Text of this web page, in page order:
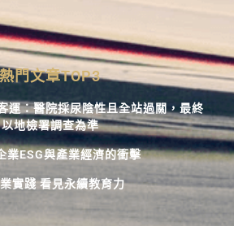
熱門文章TOP3
運：醫院採尿陰性且全站過關，最終
以地檢署調查為準
業ESG與產業經濟的衝擊
實踐 看見永續教育力